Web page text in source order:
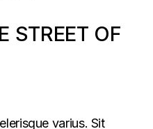
STREET OF
varius. Sit